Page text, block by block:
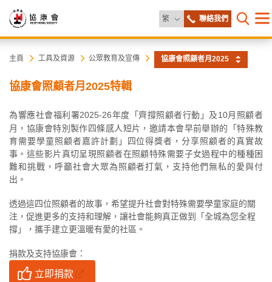
繁 更改語言聯絡我們
打開目
協
康
會
主頁 工具及資源 公眾教育及宣傳 協康會照顧者月2025
協康會照顧者月2025特輯
為響應社會福利署2025-26年度「齊撐照顧者行動」及10月照顧者
月，協康會特別製作四條感人短片，邀請本會早前舉辦的「特殊教
育需要學童照顧者嘉許計劃」四位得獎者，分享照顧者的真實故
事。這些影片真切呈現照顧者在照顧特殊需要子女過程中的種種困
難和挑戰，呼籲社會大眾為照顧者打氣，支持他們無私的愛與付
出。
透過這四位照顧者的故事，希望提升社會對特殊需要學童家庭的關
注，促進更多的支持和理解，讓社會能夠真正做到「全城為您全程
撐」，攜手建立更溫暖有愛的社區。
捐款及支持協康會：
立即捐款